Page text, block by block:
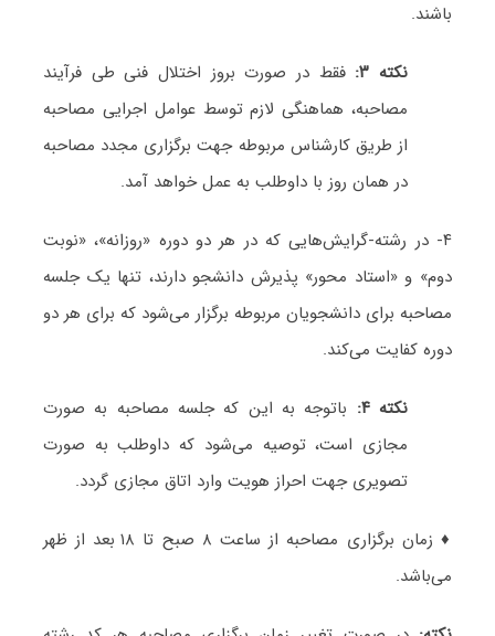
باشند.
نکته ۳:
فقط در صورت بروز اختلال فنی طی فرآیند
مصاحبه، هماهنگی لازم توسط عوامل اجرایی مصاحبه
از طریق کارشناس مربوطه جهت برگزاری مجدد مصاحبه
در همان روز با داوطلب به عمل خواهد آمد.
۴- در رشته-گرایش‌هایی که در هر دو دوره «روزانه»، «نوبت
دوم» و «استاد محور» پذیرش دانشجو دارند، تنها یک جلسه
مصاحبه برای دانشجویان مربوطه برگزار می‌شود که برای هر دو
دوره کفایت می‌کند.
نکته ۴:
باتوجه به این که جلسه مصاحبه به صورت
مجازی است، توصیه می‌شود که داوطلب به صورت
تصویری جهت احراز هویت وارد اتاق مجازی گردد.
♦ زمان برگزاری مصاحبه از ساعت ۸ صبح تا ۱۸ بعد از ظهر
می‌باشد.